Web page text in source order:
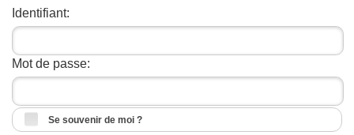
Identifiant:
Mot de passe:
Se souvenir de moi ?